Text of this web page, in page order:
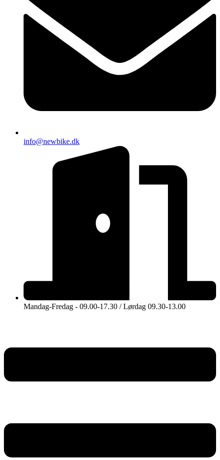
info@newbike.dk
Mandag-Fredag - 09.00-17.30 / Lørdag 09.30-13.00